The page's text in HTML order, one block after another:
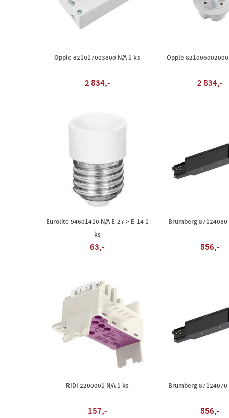
Opple 821017003800 N/A 1 ks
2 834,-
Opple 821006002000
2 834,-
Eurolite 94601410 N/A E-27 > E-14 1
ks
63,-
Brumberg 87124080
856,-
RIDI 2200001 N/A 1 ks
157,-
Brumberg 87124070
856,-